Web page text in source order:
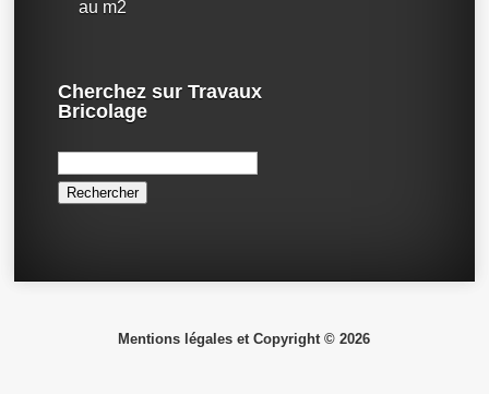
Cherchez sur Travaux
Bricolage
Rechercher :
Mentions légales et Copyright © 2026